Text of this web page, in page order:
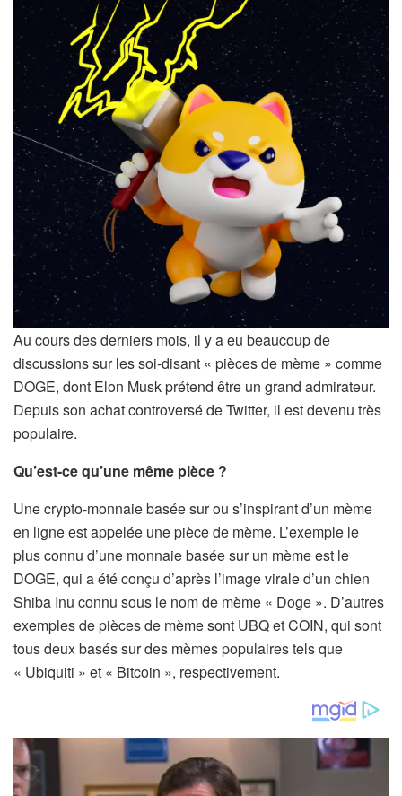
Au cours des derniers mois, il y a eu beaucoup de
discussions sur les soi-disant « pièces de mème » comme
DOGE, dont Elon Musk prétend être un grand admirateur.
Depuis son achat controversé de Twitter, il est devenu très
populaire.
Qu’est-ce qu’une même pièce ?
Une crypto-monnaie basée sur ou s’inspirant d’un mème
en ligne est appelée une pièce de mème. L’exemple le
plus connu d’une monnaie basée sur un mème est le
DOGE, qui a été conçu d’après l’image virale d’un chien
Shiba Inu connu sous le nom de mème « Doge ». D’autres
exemples de pièces de mème sont UBQ et COIN, qui sont
tous deux basés sur des mèmes populaires tels que
« Ubiquiti » et « Bitcoin », respectivement.